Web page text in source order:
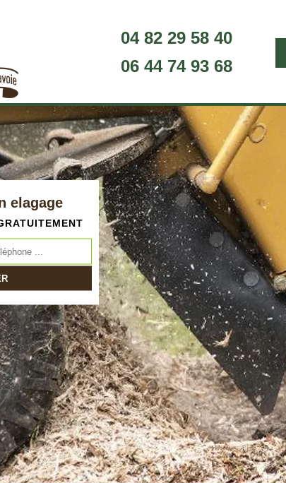
04 82 29 58 40
06 44 74 93 68
elagage